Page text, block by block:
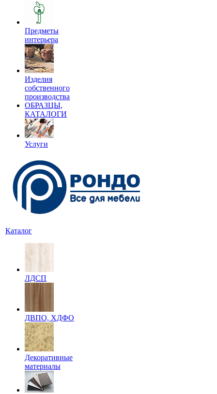
Предметы
интерьера
Изделия
собственного
производства
ОБРАЗЦЫ,
КАТАЛОГИ
Услуги
Каталог
ЛДСП
ДВПО, ХДФО
Декоративные
материалы